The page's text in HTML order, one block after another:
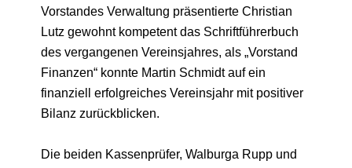
Vorstandes Verwaltung präsentierte Christian
Lutz gewohnt kompetent das Schriftführerbuch
des vergangenen Vereinsjahres, als „Vorstand
Finanzen“ konnte Martin Schmidt auf ein
finanziell erfolgreiches Vereinsjahr mit positiver
Bilanz zurückblicken.
Die beiden Kassenprüfer, Walburga Rupp und